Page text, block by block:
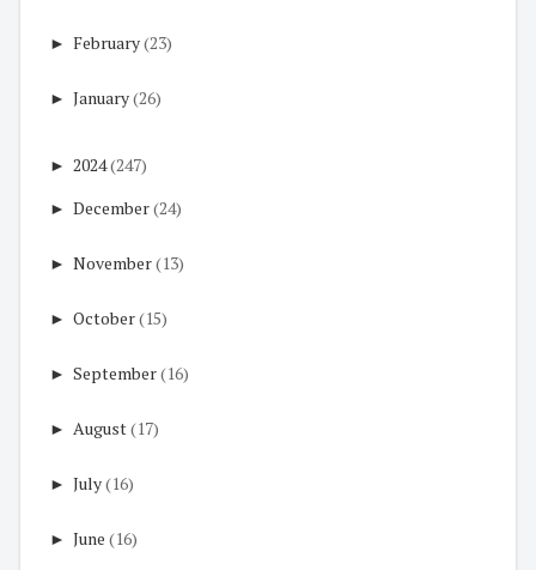
► February(23)
► January(26)
► 2024(247)
► December(24)
► November(13)
► October(15)
► September(16)
► August(17)
► July(16)
► June (16)